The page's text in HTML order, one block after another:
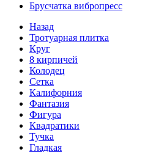
Брусчатка вибропресс
Назад
Тротуарная плитка
Круг
8 кирпичей
Колодец
Сетка
Калифорния
Фантазия
Фигура
Квадратики
Тучка
Гладкая